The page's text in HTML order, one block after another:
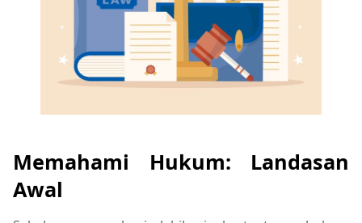
Memahami Hukum: Landasan
Awal